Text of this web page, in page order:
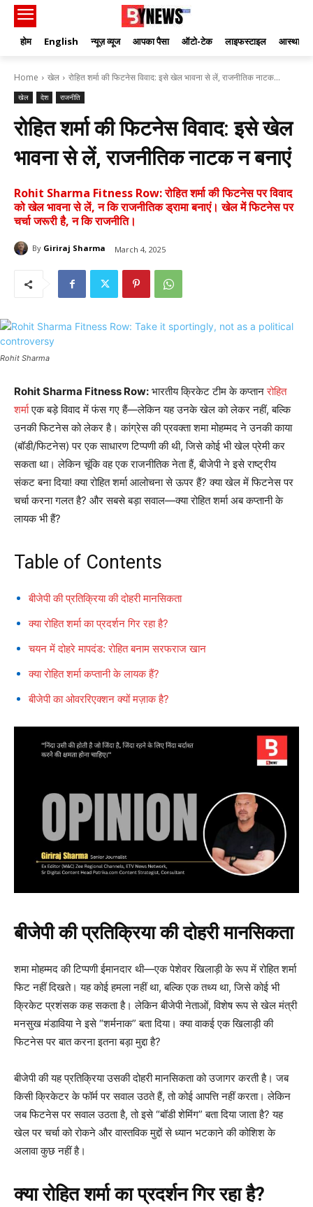
होम English न्यूज़ व्यूज आपका पैसा ऑटो-टेक लाइफस्टाइल आस्था
Home खेल रोहित शर्मा की फिटनेस विवाद: इसे खेल भावना से लें, राजनीतिक नाटक...
खेल देश राजनीति
रोहित शर्मा की फिटनेस विवाद: इसे खेल
भावना से लें, राजनीतिक नाटक न बनाएं
Rohit Sharma Fitness Row: रोहित शर्मा की फिटनेस पर विवाद
को खेल भावना से लें, न कि राजनीतिक ड्रामा बनाएं। खेल में फिटनेस पर
चर्चा जरूरी है, न कि राजनीति।
By Giriraj Sharma March 4, 2025
Rohit Sharma
Rohit Sharma Fitness Row: भारतीय क्रिकेट टीम के कप्तानरोहित
शर्माएक बड़े विवाद में फंस गए हैं—लेकिन यह उनके खेल को लेकर नहीं, बल्कि
उनकी फिटनेस को लेकर है। कांग्रेस की प्रवक्ता शमा मोहम्मद ने उनकी काया
(बॉडी/फिटनेस) पर एक साधारण टिप्पणी की थी, जिसे कोई भी खेल प्रेमी कर
सकता था। लेकिन चूंकि वह एक राजनीतिक नेता हैं, बीजेपी ने इसे राष्ट्रीय
संकट बना दिया! क्या रोहित शर्मा आलोचना से ऊपर हैं? क्या खेल में फिटनेस पर
चर्चा करना गलत है? और सबसे बड़ा सवाल—क्या रोहित शर्मा अब कप्तानी के
लायक भी हैं?
Table of Contents
बीजेपी की प्रतिक्रिया की दोहरी मानसिकता
क्या रोहित शर्मा का प्रदर्शन गिर रहा है?
चयन में दोहरे मापदंड: रोहित बनाम सरफराज खान
क्या रोहित शर्मा कप्तानी के लायक हैं?
बीजेपी का ओवररिएक्शन क्यों मज़ाक है?
बीजेपी की प्रतिक्रिया की दोहरी मानसिकता
शमा मोहम्मद की टिप्पणी ईमानदार थी—एक पेशेवर खिलाड़ी के रूप में रोहित शर्मा
फिट नहीं दिखते। यह कोई हमला नहीं था, बल्कि एक तथ्य था, जिसे कोई भी
क्रिकेट प्रशंसक कह सकता है। लेकिन बीजेपी नेताओं, विशेष रूप से खेल मंत्री
मनसुख मंडाविया ने इसे “शर्मनाक” बता दिया। क्या वाकई एक खिलाड़ी की
फिटनेस पर बात करना इतना बड़ा मुद्दा है?
बीजेपी की यह प्रतिक्रिया उसकी दोहरी मानसिकता को उजागर करती है। जब
किसी क्रिकेटर के फॉर्म पर सवाल उठते हैं, तो कोई आपत्ति नहीं करता। लेकिन
जब फिटनेस पर सवाल उठता है, तो इसे “बॉडी शेमिंग” बता दिया जाता है? यह
खेल पर चर्चा को रोकने और वास्तविक मुद्दों से ध्यान भटकाने की कोशिश के
अलावा कुछ नहीं है।
क्या रोहित शर्मा का प्रदर्शन गिर रहा है?